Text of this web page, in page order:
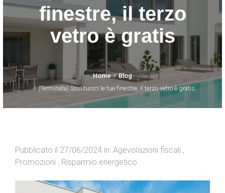
Outdoor
Tende
Chi Siamo
Blog
finestre, il terzo
vetro è gratis
Home
Blog
(Terminata) Sostituisci le tue finestre, il terzo vetro è gratis
Pubblicato il 27/06/2024 in: Agevolazioni fiscali ,
Promozioni , Risparmio energetico